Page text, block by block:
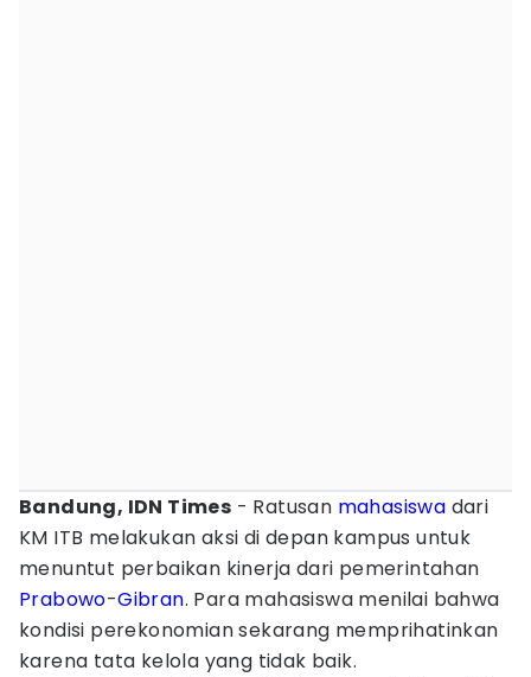
Bandung, IDN Times - Ratusan mahasiswa dari
KM ITB melakukan aksi di depan kampus untuk
menuntut perbaikan kinerja dari pemerintahan
Prabowo-Gibran. Para mahasiswa menilai bahwa
kondisi perekonomian sekarang memprihatinkan
karena tata kelola yang tidak baik.